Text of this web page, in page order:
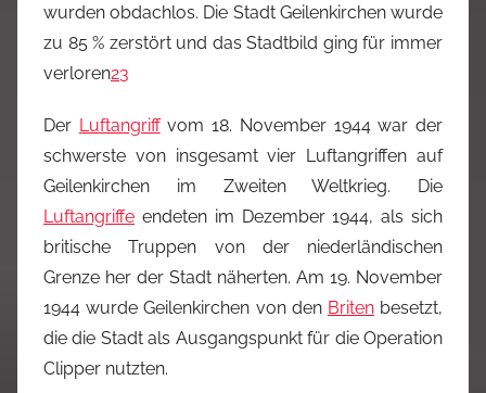
wurden obdachlos. Die Stadt Geilenkirchen wurde
zu 85 % zerstört und das Stadtbild ging für immer
verloren23
Der Luftangriffvom 18. November 1944 war der
schwerste von insgesamt vier Luftangriffen auf
Geilenkirchen im Zweiten Weltkrieg. Die
Luftangriffe endeten im Dezember 1944, als sich
britische Truppen von der niederländischen
Grenze her der Stadt näherten. Am 19. November
1944 wurde Geilenkirchen von den Britenbesetzt,
die die Stadt als Ausgangspunkt für die Operation
Clipper nutzten.